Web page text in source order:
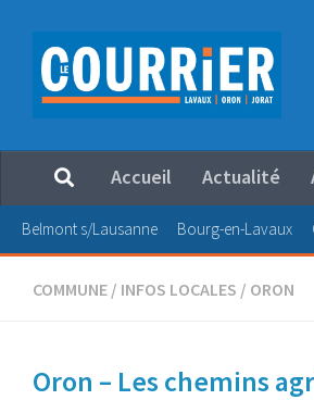
Au dessous du contenu
Accueil Actualité
Belmont s/Lausanne Bourg-en-Lavaux
COMMUNE / INFOS LOCALES / ORON
Oron – Les chemins